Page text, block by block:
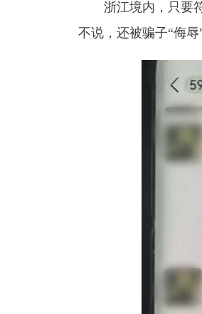
浙江境内，只要符
不说，还被骗子“侮